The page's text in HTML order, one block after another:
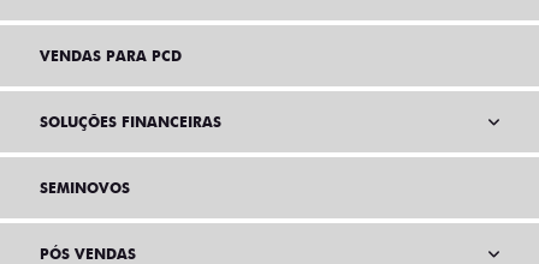
VENDAS PARA PCD
SOLUÇÕES FINANCEIRAS
SEMINOVOS
PÓS VENDAS